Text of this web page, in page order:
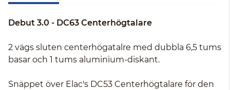
Debut 3.0 - DC63 Centerhögtalare
2 vägs sluten centerhögatalre med dubbla 6,5 tums
basar och 1 tums aluminium-diskant.
Snäppet över Elac's DC53 Centerhögtalare för den